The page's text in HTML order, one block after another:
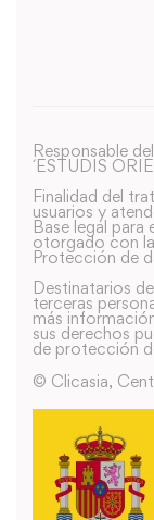
Responsable
´ESTUDIS
Finalidad del
usuarios y
Base legal
otorgado con
Protección de
Destinatarios
terceras
más
sus derechos
de protección
© Clicasia,